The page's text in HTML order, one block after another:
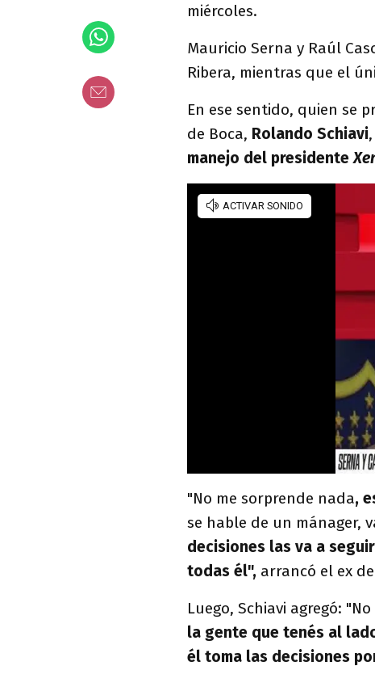
miércoles.
Mauricio Serna y Raúl
Ribera, mientras que el
En ese sentido, quien se
de Boca, Rolando Schiavi
manejo del presidente
"No me sorprende nada,
se hable de un mánager,
decisiones las va a
todas él", arrancó el ex
Luego, Schiavi agregó:
la gente que tenés al
él toma las decisiones